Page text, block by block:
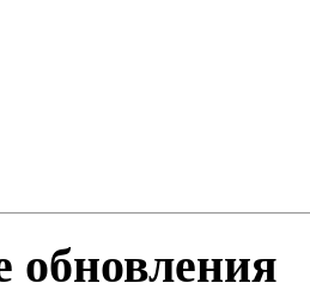
обновления